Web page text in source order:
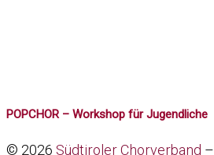
POPCHOR – Workshop für Jugendliche
© 2026 Südtiroler Chorverband –